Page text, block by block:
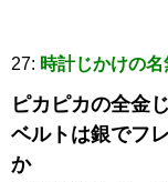
27: 時計じかけの
ピカピカの全金
ベルトは銀でフ
か